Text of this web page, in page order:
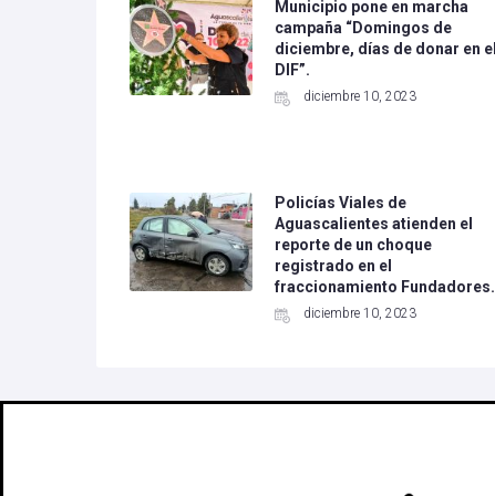
Municipio pone en marcha
campaña “Domingos de
diciembre, días de donar en el
DIF”.
diciembre 10, 2023
Policías Viales de
Aguascalientes atienden el
reporte de un choque
registrado en el
fraccionamiento Fundadores.
diciembre 10, 2023